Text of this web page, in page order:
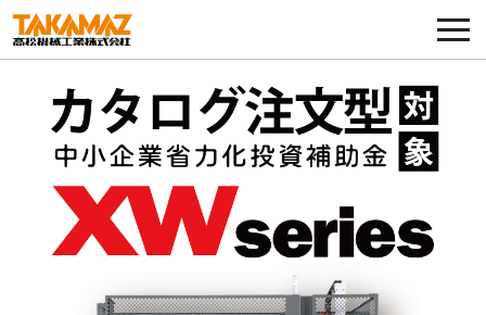
各種お問い合わせ・部品注文
採用に関してはこちらから
企業情報
展示会・イベント